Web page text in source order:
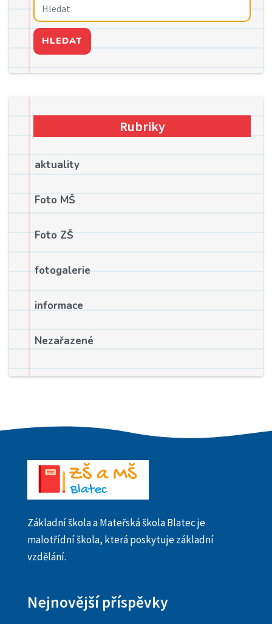
HLEDAT
Rubriky
aktuality
Foto MŠ
Foto ZŠ
fotogalerie
informace
Nezařazené
Základní škola a Mateřská škola Blatec je
malotřídní škola, která poskytuje základní
vzdělání.
Nejnovější příspěvky